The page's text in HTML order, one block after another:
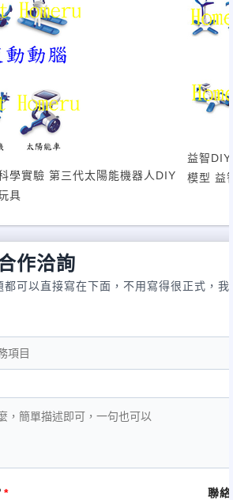
學實驗 第三代太陽能機器人DIY
具
益智
模型 益
作洽詢
都可以直接寫在下面，不用寫得很正式，
聯